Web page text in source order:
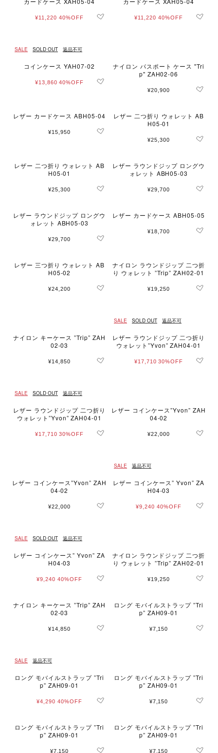
¥11,220 40%OFF ¥11,220 40%OFF
SALE SOLD OUT 返品不可
コインケース YAH07-02
¥13,860 40%OFF
ナイロン パスポート ケース "Tri
p" ZAH02-06
¥20,900
レザー カードケース ABH05-04
¥15,950
レザー 二つ折り ウォレット AB
H05-01
¥25,300
レザー 二つ折り ウォレット AB
H05-01
¥25,300
レザー ラウンドジップ ロングウ
ォレット ABH05-03
¥29,700
レザー ラウンドジップ ロングウ
ォレット ABH05-03
¥29,700
レザー カードケース ABH05-05
¥18,700
レザー 三つ折り ウォレット AB
H05-02
¥24,200
ナイロン ラウンドジップ 二つ折
り ウォレット ”Trip” ZAH02-01
¥19,250
ナイロン キーケース ”Trip” ZAH
02-03
¥14,850
SALE SOLD OUT 返品不可
レザー ラウンドジップ 二つ折り
ウォレット”Yvon” ZAH04-01
¥17,710 30%OFF
SALE SOLD OUT 返品不可
レザー ラウンドジップ 二つ折り
ウォレット”Yvon” ZAH04-01
¥17,710 30%OFF
レザー コインケース”Yvon” ZAH
04-02
¥22,000
レザー コインケース”Yvon” ZAH
04-02
¥22,000
SALE 返品不可
レザー コインケース” Yvon” ZA
H04-03
¥9,240 40%OFF
SALE SOLD OUT 返品不可
レザー コインケース” Yvon” ZA
H04-03
¥9,240 40%OFF
ナイロン ラウンドジップ 二つ折
り ウォレット ”Trip” ZAH02-01
¥19,250
ナイロン キーケース ”Trip” ZAH
02-03
¥14,850
ロング モバイルストラップ ”Tri
p” ZAH09-01
¥7,150
SALE 返品不可
ロング モバイルストラップ ”Tri
p” ZAH09-01
¥4,290 40%OFF
ロング モバイルストラップ ”Tri
p” ZAH09-01
¥7,150
ロング モバイルストラップ ”Tri
p” ZAH09-01
¥7,150
ロング モバイルストラップ ”Tri
p” ZAH09-01
¥7,150